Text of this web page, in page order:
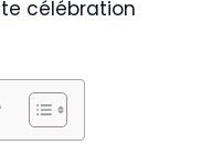
célébration